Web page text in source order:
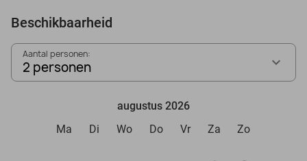
Beschikbaarheid
Aantal personen:
2 personen
augustus 2026
Ma
Di Wo Do Vr Za Zo